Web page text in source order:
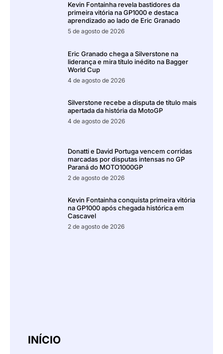
Kevin Fontainha revela bastidores da
primeira vitória na GP1000 e destaca
aprendizado ao lado de Eric Granado
5 de agosto de 2026
Eric Granado chega a Silverstone na
liderança e mira título inédito na Bagger
World Cup
4 de agosto de 2026
Silverstone recebe a disputa de título mais
apertada da história da MotoGP
4 de agosto de 2026
Donatti e David Portuga vencem corridas
marcadas por disputas intensas no GP
Paraná do MOTO1000GP
2 de agosto de 2026
Kevin Fontainha conquista primeira vitória
na GP1000 após chegada histórica em
Cascavel
2 de agosto de 2026
INÍCIO